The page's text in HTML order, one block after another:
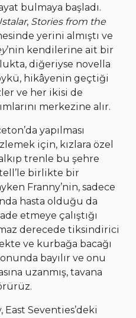
bulmaya başladı.
, Stories from the
yerini almıştı ve
’nin kendilerine ait bir
diğeriyse novella
hikâyenin geçtiği
ve her ikisi de
merkezine alır.
yapılması
için, kızlara özel
trenle bu şehre
birlikte bir
Franny’nin, sadece
hasta olduğu da
etmeye çalıştığı
derecede tiksindirici
ve kurbağa bacağı
bayılır ve onu
uzanmış, tavana
Seventies’deki